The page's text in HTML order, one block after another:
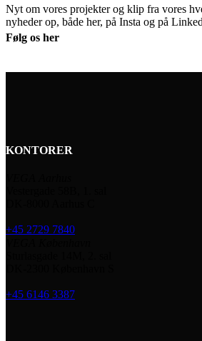
Nyt om vores projekter og klip fra vores
nyheder op, både her, på Insta og på
Følg os her
KONTORER
+45 2729 7840
+45 6146 3387